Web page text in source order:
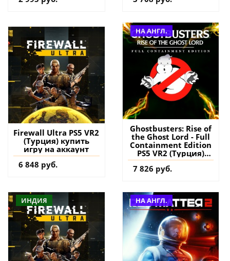
Firewall Ultra PS5 VR2
(Турция) купить
игру на аккаунт
6 848 руб.
НА АНГЛ.
Ghostbusters: Rise of
the Ghost Lord - Full
Containment Edition
PS5 VR2 (Турция)
купить игру на
аккаунт
7 826 руб.
ИНДИЯ НА АНГЛ.